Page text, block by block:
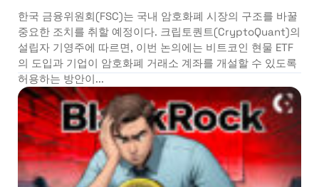
한국 금융위원회(FSC)는 국내 암호화폐 시장의 구조를 바꿀
중요한 조치를 취할 예정이다. 크립토퀀트(CryptoQuant)의
설립자 기영주에 따르면, 이번 논의에는 비트코인 현물 ETF
의 도입과 기업이 암호화폐 거래소 계좌를 개설할 수 있도록
허용하는 방안이...